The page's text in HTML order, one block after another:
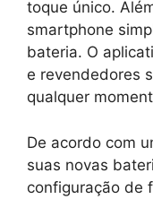
toque único.
smartphone
bateria. O
e revendedores
qualquer
De acordo com
suas novas
configuração de